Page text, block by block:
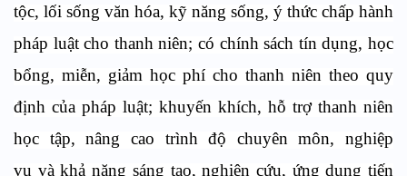
tộc, lối sống văn hóa, kỹ năng sống, ý thức chấp hành
pháp luật cho thanh niên; có chính sách tín dụng, học
bổng, miễn, giảm học phí cho thanh niên theo quy
định của pháp luật; khuyến khích, hỗ trợ thanh niên
học tập, nâng cao trình độ chuyên môn, nghiệp
vụ và khả năng sáng tạo, nghiên cứu, ứng dụng tiến